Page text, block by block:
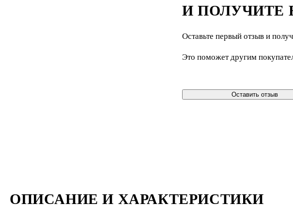
ОПИСАНИЕ И ХАРАКТЕРИСТИКИ
И ПОЛУЧИТЕ
Оставьте первый отзыв и
Это поможет другим
Оставить отзыв